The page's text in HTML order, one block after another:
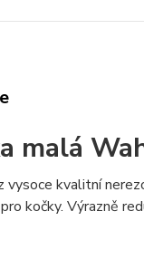
malá
vysoce kvalitní
kočky. Výrazně